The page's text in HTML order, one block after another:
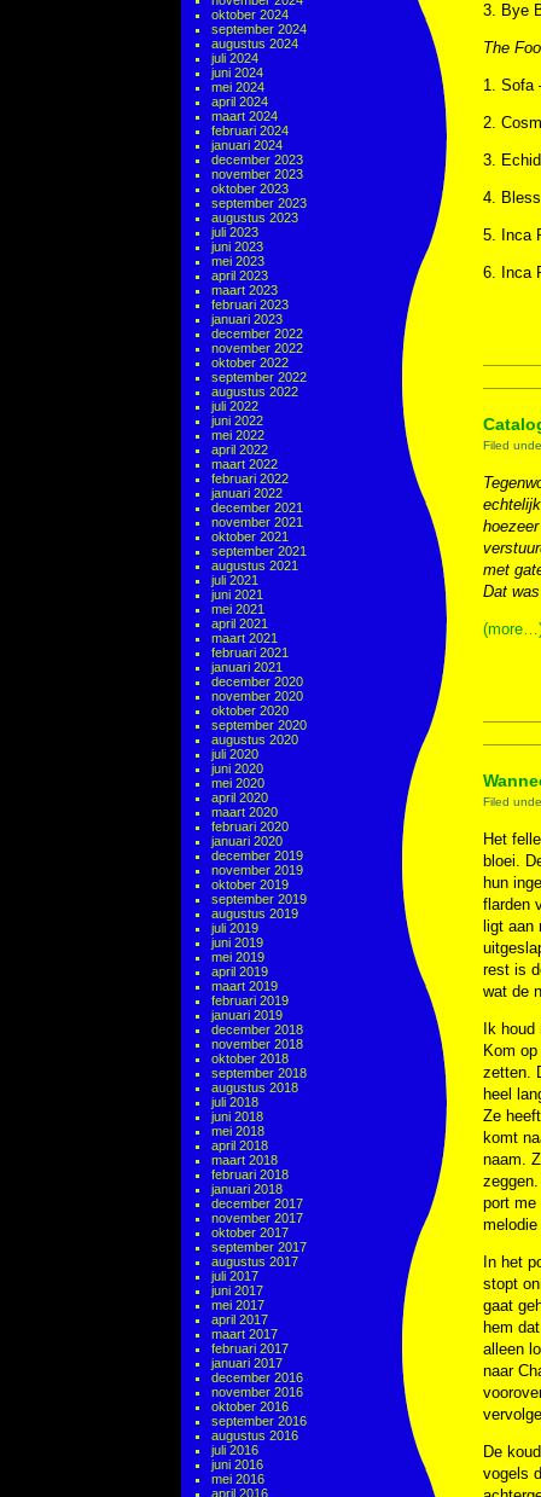
oktober 2024
september 2024
augustus 2024
juli 2024
juni 2024
mei 2024
april 2024
maart 2024
februari 2024
januari 2024
december 2023
november 2023
oktober 2023
september 2023
augustus 2023
juli 2023
juni 2023
mei 2023
april 2023
maart 2023
februari 2023
januari 2023
december 2022
november 2022
oktober 2022
september 2022
augustus 2022
juli 2022
juni 2022
mei 2022
april 2022
maart 2022
februari 2022
januari 2022
december 2021
november 2021
oktober 2021
september 2021
augustus 2021
juli 2021
juni 2021
mei 2021
april 2021
maart 2021
februari 2021
januari 2021
december 2020
november 2020
oktober 2020
september 2020
augustus 2020
juli 2020
juni 2020
mei 2020
april 2020
maart 2020
februari 2020
januari 2020
december 2019
november 2019
oktober 2019
september 2019
augustus 2019
juli 2019
juni 2019
mei 2019
april 2019
maart 2019
februari 2019
januari 2019
december 2018
november 2018
oktober 2018
september 2018
augustus 2018
juli 2018
juni 2018
mei 2018
april 2018
maart 2018
februari 2018
januari 2018
december 2017
november 2017
oktober 2017
september 2017
augustus 2017
juli 2017
juni 2017
mei 2017
april 2017
maart 2017
februari 2017
januari 2017
december 2016
november 2016
oktober 2016
september 2016
augustus 2016
juli 2016
juni 2016
mei 2016
april 2016
3. Bye
The
1. Sofa
2.
3.
4.
5. Inca
6. Inca
Filed
met
Dat
Filed
Het
bloei.
hun
flarden
ligt
rest is
wat de
Ik
Kom
zetten.
heel
Ze
komt
naam.
port
In het
stopt
gaat
hem
alleen
naar
De
vogels